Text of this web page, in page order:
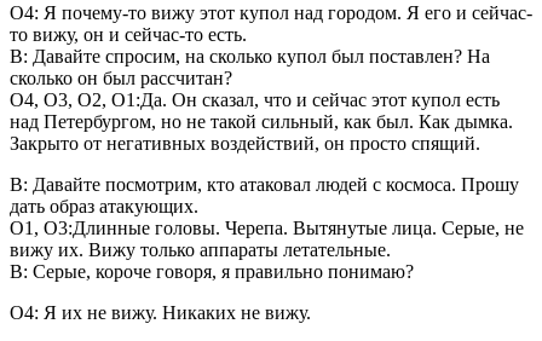
О4: Я почему-то вижу этот купол над городом. Я его и сейчас-
то вижу, он и сейчас-то есть.
В: Давайте спросим, на сколько купол был поставлен? На
сколько он был рассчитан?
О4, О3, О2, О1:Да. Он сказал, что и сейчас этот купол есть
над Петербургом, но не такой сильный, как был. Как дымка.
Закрыто от негативных воздействий, он просто спящий.
В: Давайте посмотрим, кто атаковал людей с космоса. Прошу
дать образ атакующих.
О1, О3:Длинные головы. Черепа. Вытянутые лица. Серые, не
вижу их. Вижу только аппараты летательные.
В: Серые, короче говоря, я правильно понимаю?
О4: Я их не вижу. Никаких не вижу.